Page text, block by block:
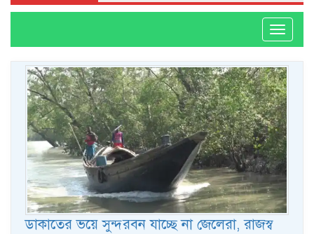
Toggle
ডাকাতের ভয়ে সুন্দরবন যাচ্ছে না জেলেরা, রাজস্ব